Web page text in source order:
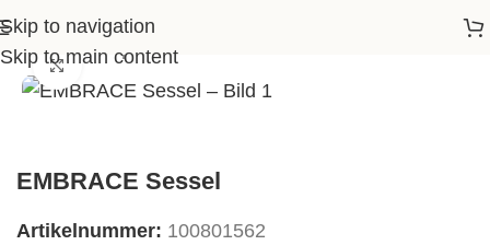
Skip to navigation
Skip to main content
>Shop>Essen
Klick zum Vergrößern
EMBRACE Sessel
Artikelnummer: 100801562